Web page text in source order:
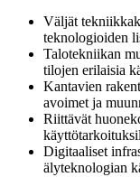
Väljät
teknologioiden
Talotekniikan
tilojen erilaisia
Kantavien
avoimet ja
Riittävät
Digitaaliset
älyteknologian